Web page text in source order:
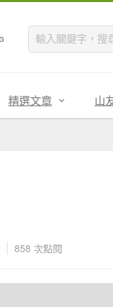
精選文章 山
858 次點閱